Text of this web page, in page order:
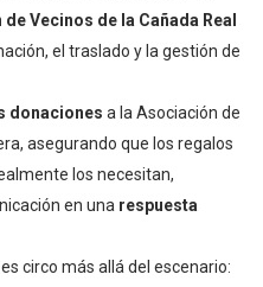
Vecinos de la Cañada Real
el traslado y la gestión de
donaciones a la Asociación de
asegurando que los regalos
los necesitan,
en una respuesta
circo más allá del escenario: